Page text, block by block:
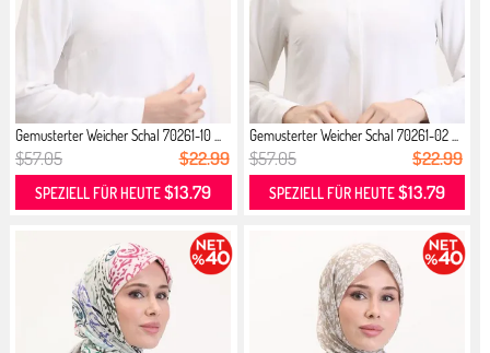
Gemusterter Weicher Schal 70261-10 ...
$57.05 $22.99
SPEZIELL FÜR HEUTE$13.79
Gemusterter Weicher Schal 70261-02 ...
$57.05 $22.99
SPEZIELL FÜR HEUTE$13.79